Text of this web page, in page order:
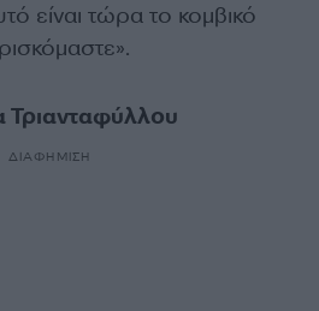
είναι τώρα το κομβικό
Τριανταφύλλου
ΔΙΑΦΗΜΙΣΗ